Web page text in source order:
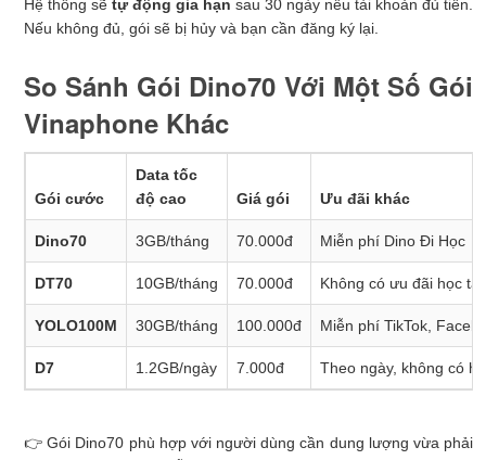
Hệ thống sẽ tự động gia hạn sau 30 ngày nếu tài khoản đủ tiền.
Nếu không đủ, gói sẽ bị hủy và bạn cần đăng ký lại.
So Sánh Gói Dino70 Với Một Số Gói
Vinaphone Khác
Gói cước
Data tốc
độ cao
Giá gói Ưu đãi khác
Dino70 3GB/tháng 70.000đ Miễn phí Dino Đi Học
DT70 10GB/tháng 70.000đ Không có ưu đãi học
YOLO100M 30GB/tháng 100.000đ Miễn phí TikTok,
D7 1.2GB/ngày 7.000đ Theo ngày, không có
👉 Gói Dino70 phù hợp với người dùng cần dung lượng vừa phải